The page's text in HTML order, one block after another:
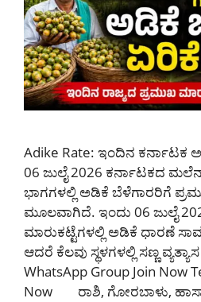
Adike Rate: ಇಂದಿನ ಕರ್ನಾಟಕ
06 ಜುಲೈ 2026 ಕರ್ನಾಟಕದ
ಭಾಗಗಳಲ್ಲಿ ಅಡಿಕೆ ಬೆಳೆಗಾರರಿಗೆ
ಮೂಲವಾಗಿದೆ. ಇಂದು 06 ಜುಲೈ
ಮಾರುಕಟ್ಟೆಗಳಲ್ಲಿ ಅಡಿಕೆ ಧಾರಣೆ
ಆದರೆ ಕೆಲವು ಸ್ಥಳಗಳಲ್ಲಿ ಸಣ್ಣ
WhatsApp Group Join Now
Now ರಾಶಿ, ಗೋರಬಾಳು,